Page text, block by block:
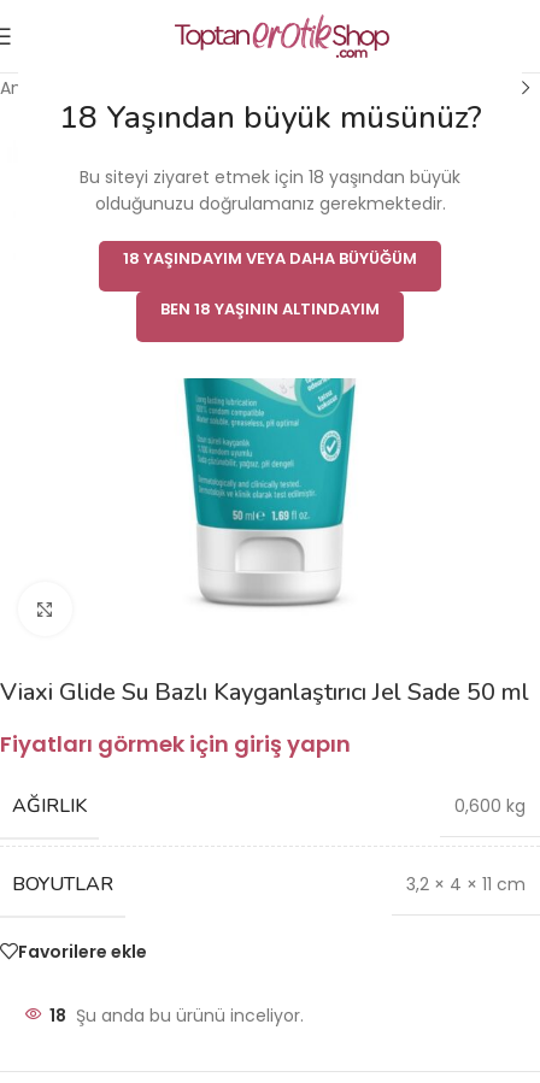
18 Yaşından büyük müsünüz?
Bu siteyi ziyaret etmek için 18 yaşından büyük
olduğunuzu doğrulamanız gerekmektedir.
18 YAŞINDAYIM VEYA DAHA BÜYÜĞÜM
BEN 18 YAŞININ ALTINDAYIM
Ana Sayfa
Büyütmek için tıklayın
Viaxi Glide Su Bazlı Kayganlaştırıcı Jel Sade 50 ml
Fiyatları görmek için giriş yapın
AĞIRLIK 0,600 kg
BOYUTLAR 3,2 × 4 × 11 cm
Favorilere ekle
18 Şu anda bu ürünü inceliyor.